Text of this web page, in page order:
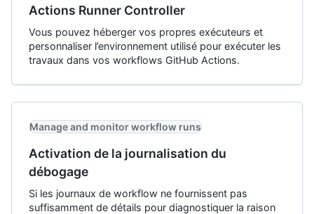
Actions Runner Controller
Vous pouvez héberger vos propres exécuteurs et
personnaliser l’environnement utilisé pour exécuter les
travaux dans vos workflows GitHub Actions.
Manage and monitor workflow runs
Activation de la journalisation du
débogage
Si les journaux de workflow ne fournissent pas
suffisamment de détails pour diagnostiquer la raison